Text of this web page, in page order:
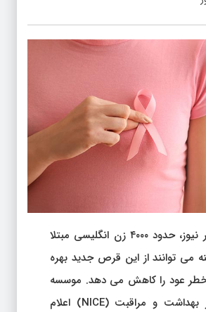
به گزارش دکتر نیوز، حدود ۴۰۰۰ زن انگلیسی مبتلا
می توانند از این قرص جدید بهره
عود را کاهش می دهد. موسسه
ملی تعالی در بهداشت و مراقبت (NICE) اعلام